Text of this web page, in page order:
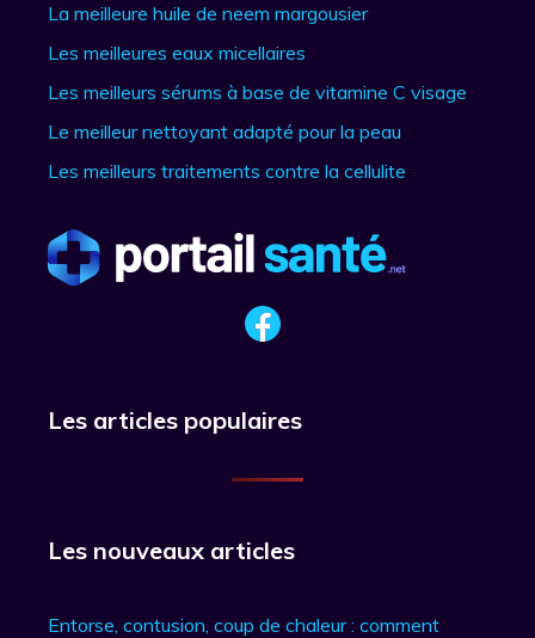
La meilleure huile de neem margousier
Les meilleures eaux micellaires
Les meilleurs sérums à base de vitamine C visage
Le meilleur nettoyant adapté pour la peau
Les meilleurs traitements contre la cellulite
Les articles populaires
Les nouveaux articles
Entorse, contusion, coup de chaleur : comment